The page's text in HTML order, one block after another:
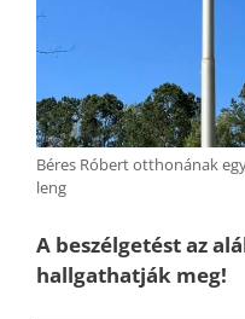
Béres Róbert otthonának
leng
A beszélgetést az
hallgathatják meg!